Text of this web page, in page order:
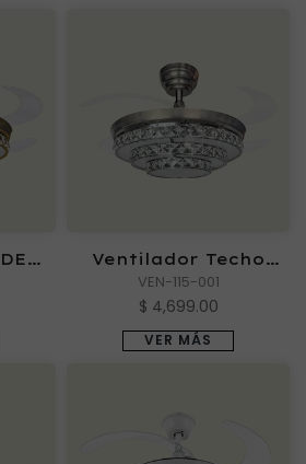
Ventilador Techo
HARLOW GRIS:
Elegancia Retráctil y
VEN-115-001
$ 4,699.00
VER MÁS